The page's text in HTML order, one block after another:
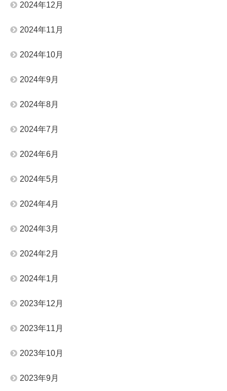
2024年12月
2024年11月
2024年10月
2024年9月
2024年8月
2024年7月
2024年6月
2024年5月
2024年4月
2024年3月
2024年2月
2024年1月
2023年12月
2023年11月
2023年10月
2023年9月